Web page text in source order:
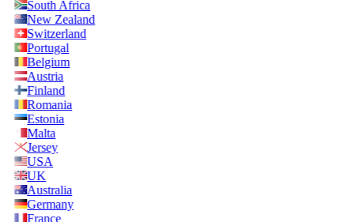
South Africa
New Zealand
Switzerland
Portugal
Belgium
Austria
Finland
Romania
Estonia
Malta
Jersey
USA
UK
Australia
Germany
France